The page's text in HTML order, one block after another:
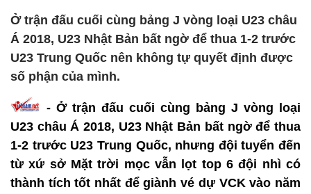
Ở trận đấu cuối cùng bảng J vòng loại U23 châu
Á 2018, U23 Nhật Bản bất ngờ để thua 1-2 trước
U23 Trung Quốc nên không tự quyết định được
số phận của mình.
- Ở trận đấu cuối cùng bảng J vòng loại
U23 châu Á 2018, U23 Nhật Bản bất ngờ để thua
1-2 trước U23 Trung Quốc, nhưng đội tuyển đến
từ xứ sở Mặt trời mọc vẫn lọt top 6 đội nhì có
thành tích tốt nhất để giành vé dự VCK vào năm